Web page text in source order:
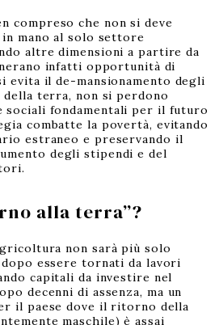
compreso che non si deve
mano al solo settore
altre dimensioni a partire da
infatti opportunità di
evita il de-mansionamento degli
terra, non si perdono
sociali fondamentali per il futuro
combatte la povertà, evitando
estraneo e preservando il
degli stipendi e del
alla terra”?
non sarà più solo
essere tornati da lavori
capitali da investire nel
decenni di assenza, ma un
il paese dove il ritorno della
maschile) è assai